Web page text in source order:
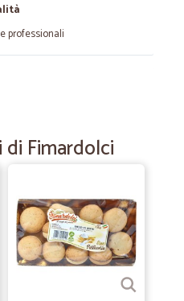
professionali
e uno per la casa. Tutto
dell'ordine perfetta e
che spedisce ogni genere
da raggiungere).
Consigliatissimo!
Fimardolci